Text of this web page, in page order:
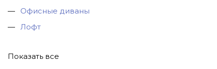
Офисные диваны
Лофт
Показать все